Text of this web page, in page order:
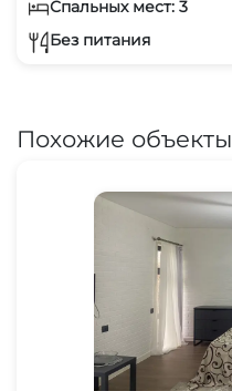
Спальных мест: 3
Без питания
Похожие объекты